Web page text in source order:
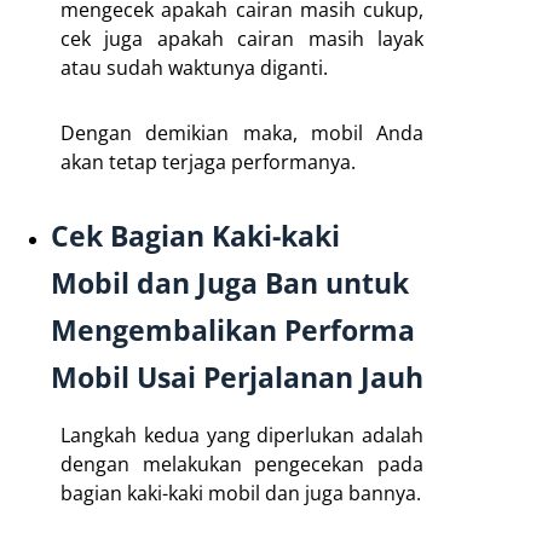
mengecek apakah cairan masih cukup,
cek juga apakah cairan masih layak
atau sudah waktunya diganti.
Dengan demikian maka, mobil Anda
akan tetap terjaga performanya.
Cek Bagian Kaki-kaki
Mobil dan Juga Ban untuk
Mengembalikan Performa
Mobil Usai Perjalanan Jauh
Langkah kedua yang diperlukan adalah
dengan melakukan pengecekan pada
bagian kaki-kaki mobil dan juga bannya.